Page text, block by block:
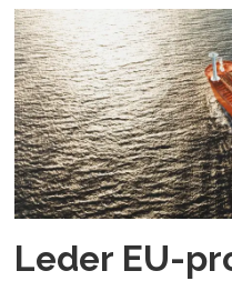
Leder EU-